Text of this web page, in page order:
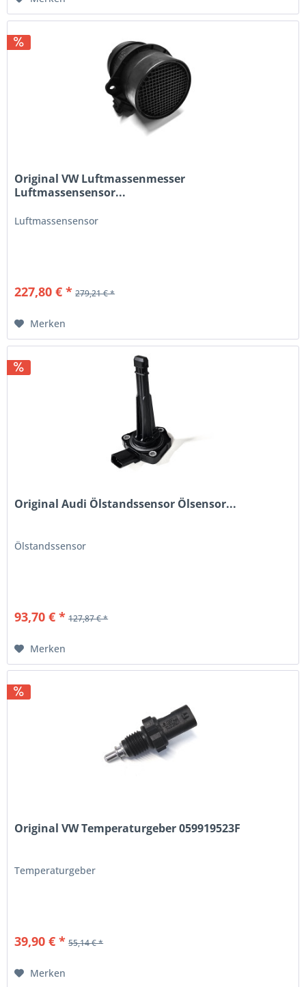
Original VW Luftmassenmesser
Luftmassensensor...
Luftmassensensor
227,80 € * 279,21 € *
Merken
Original Audi Ölstandssensor Ölsensor...
Ölstandssensor
93,70 € * 127,87 € *
Merken
Original VW Temperaturgeber 059919523F
Temperaturgeber
39,90 € * 55,14 € *
Merken